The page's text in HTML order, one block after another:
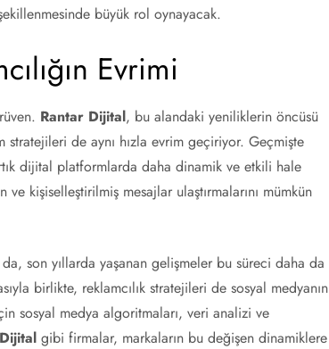
büyük rol oynayacak.
Evrimi
Rantar Dijital, bu alandaki yeniliklerin öncüsü
de aynı hızla evrim geçiriyor. Geçmişte
dijital platformlarda daha dinamik ve etkili hale
kişiselleştirilmiş mesajlar ulaştırmalarını mümkün
son yıllarda yaşanan gelişmeler bu süreci daha da
birlikte, reklamcılık stratejileri de sosyal medyanın
sosyal medya algoritmaları, veri analizi ve
gibi firmalar, markaların bu değişen dinamiklere